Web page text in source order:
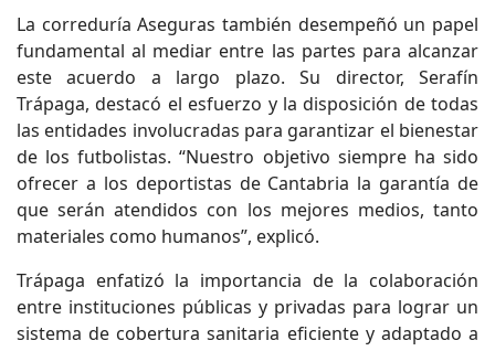
La correduría Aseguras también desempeñó un papel
fundamental al mediar entre las partes para alcanzar
este acuerdo a largo plazo. Su director, Serafín
Trápaga, destacó el esfuerzo y la disposición de todas
las entidades involucradas para garantizar el bienestar
de los futbolistas. “Nuestro objetivo siempre ha sido
ofrecer a los deportistas de Cantabria la garantía de
que serán atendidos con los mejores medios, tanto
materiales como humanos”, explicó.
Trápaga enfatizó la importancia de la colaboración
entre instituciones públicas y privadas para lograr un
sistema de cobertura sanitaria eficiente y adaptado a